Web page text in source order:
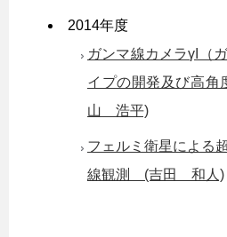
2014年度
ガンマ線カメラγI（
イプの開発及び高
山 浩平)
フェルミ衛星による
線観測 (吉田 和人)